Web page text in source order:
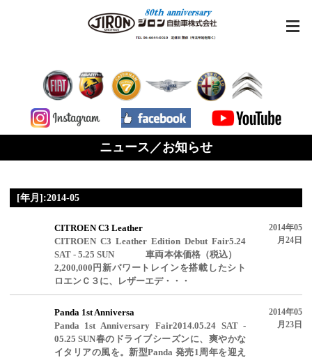
ニュース／お知らせ
[年月]:2014-05
CITROEN C3 Leather
CITROEN C3 Leather Edition Debut Fair5.24
SAT - 5.25 SUN 車両本体価格（税込）
2,200,000円新パワートレインを搭載したシト
ロエンＣ３に、レザーエデ・・・
2014年05
月24日
Panda 1st Anniversa
Panda 1st Anniversary Fair2014.05.24 SAT -
05.25 SUN春のドライブシーズンに、爽やかな
イタリアの風を。新型Panda 発売1周年を迎え
2014年05
月23日